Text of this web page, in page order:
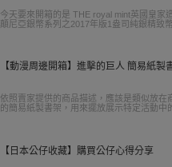
今天要來開箱的是 THE royal mint英國皇家
顛尼亞銀幣系列之2017年版1盎司純銀精致幣
【動漫周邊開箱】進擊的巨人 簡易紙製
依照賣家提供的商品描述，應該是類似放在
的簡易紙製書架，用來擺放展示特定活動中
【日本公仔收藏】購買公仔心得分享